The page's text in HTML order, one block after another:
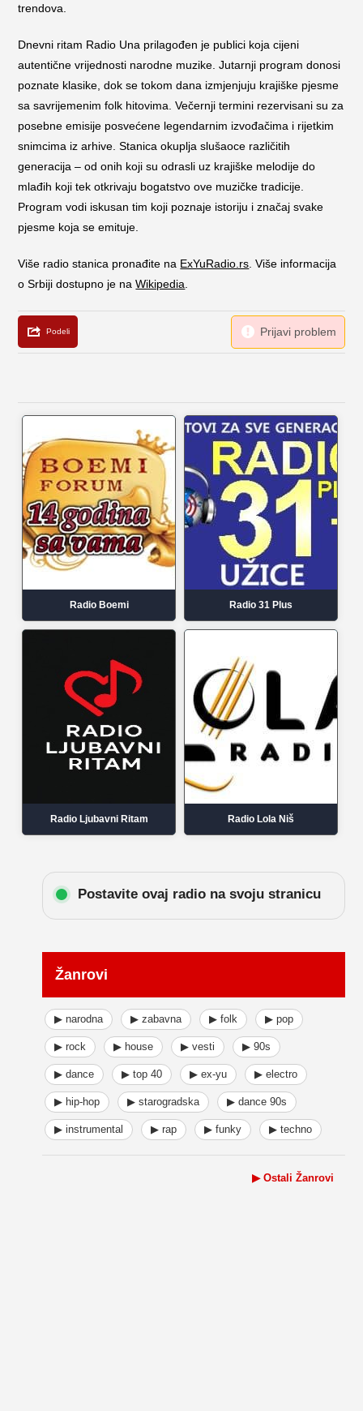
trendova.
Dnevni ritam Radio Una prilagođen je publici koja cijeni
autentične vrijednosti narodne muzike. Jutarnji program donosi
poznate klasike, dok se tokom dana izmjenjuju krajiške pjesme
sa savrijemenim folk hitovima. Večernji termini rezervisani su za
posebne emisije posvećene legendarnim izvođačima i rijetkim
snimcima iz arhive. Stanica okuplja slušaoce različitih
generacija – od onih koji su odrasli uz krajiške melodije do
mlađih koji tek otkrivaju bogatstvo ove muzičke tradicije.
Program vodi iskusan tim koji poznaje istoriju i značaj svake
pjesme koja se emituje.
Više radio stanica pronađite na ExYuRadio.rs . Više informacija
o Srbiji dostupno je naWikipedia
Radio Boemi Radio 31 Plus
Radio Ljubavni Ritam Radio Lola Niš
Postavite ovaj radio na svoju stranicu
Žanrovi
▶ narodna ▶ zabavna ▶ folk ▶ pop
▶ rock ▶ house ▶ vesti ▶ 90s
▶ dance ▶ top 40 ▶ ex-yu ▶ electro
▶ hip-hop ▶ starogradska ▶ dance 90s
▶ instrumental ▶ rap ▶ funky ▶ techno
▶ Ostali Žanrovi